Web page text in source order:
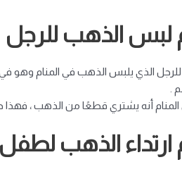
لبس الذهب للرجل
للرجل الذي يلبس الذهب في المنام وهو
.
المنام أنه يشتري قطعًا من الذهب ،
ارتداء الذهب لطفل